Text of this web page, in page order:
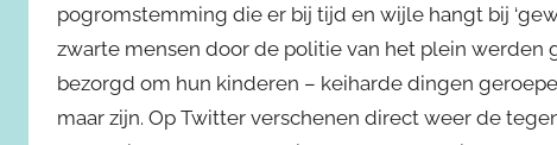
pogromstemming die er bij tijd en wijle hangt bij
zwarte mensen door de politie van het plein
bezorgd om hun kinderen – keiharde dingen
maar zijn. Op Twitter verschenen direct weer de